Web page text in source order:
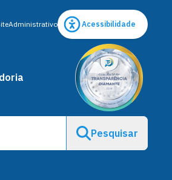
Administrativo Acessibilidade
Pesquisar